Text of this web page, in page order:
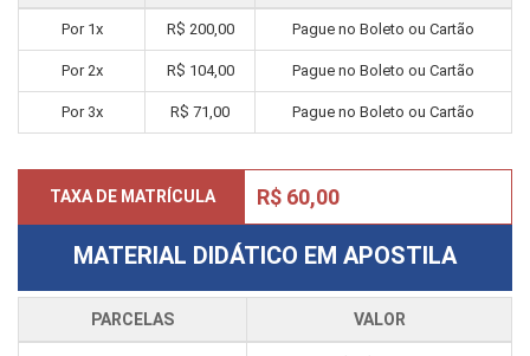
Por 1x R$ 200,00 Pague no Boleto ou Cartão
Por 2x R$ 104,00 Pague no Boleto ou Cartão
Por 3x R$ 71,00 Pague no Boleto ou Cartão
TAXA DE MATRÍCULA R$ 60,00
MATERIAL DIDÁTICO EM APOSTILA
PARCELAS VALOR